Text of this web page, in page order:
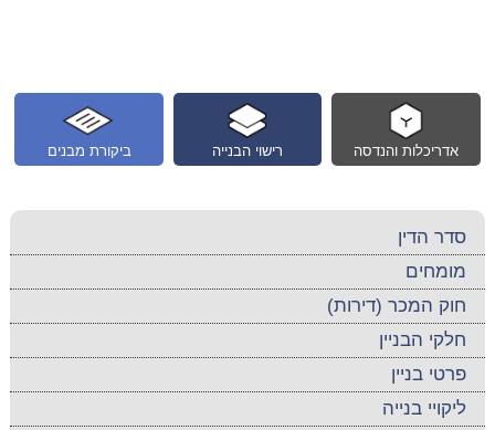
ביקורת מבנים רישוי הבנייה אדריכלות והנדסה
סדר הדין
מומחים
חוק המכר (דירות)
חלקי הבניין
פרטי בניין
ליקויי בנייה